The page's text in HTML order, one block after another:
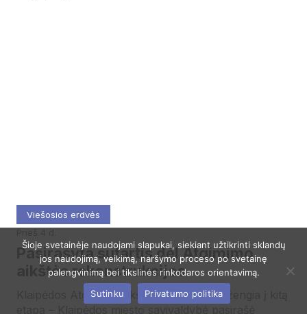
Viešosios erdvės
Pasirašyta sutartis dėl Atgimimo
aikštės rekonstrukcijos
Klaipėdos Atgimimo aikštės atnaujinimas žengia į kitą
Šioje svetainėje naudojami slapukai, siekiant užtikrinti sklandų
jos naudojimą, veikimą, naršymo proceso po svetainę
palengvinimą bei tikslinės rinkodaros orientavimą.
Sutinku
Privatumo politika